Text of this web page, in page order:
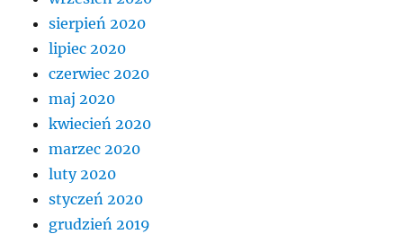
sierpień 2020
lipiec 2020
czerwiec 2020
maj 2020
kwiecień 2020
marzec 2020
luty 2020
styczeń 2020
grudzień 2019